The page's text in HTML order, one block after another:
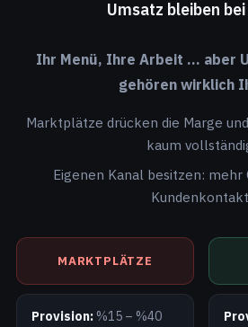
Umsatz bleiben
Ihr Menü, Ihre Arbeit … aber
gehören wirklich
Marktplätze drücken die Marge
kaum
Eigenen Kanal besitzen: mehr
MARKTPLÄTZE
Provision: %15 – %40